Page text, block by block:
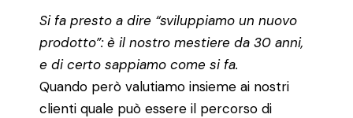
Si fa presto a dire “sviluppiamo un nuovo
prodotto”: è il nostro mestiere da 30 anni,
e di certo sappiamo come si fa.
Quando però valutiamo insieme ai nostri
clienti quale può essere il percorso di